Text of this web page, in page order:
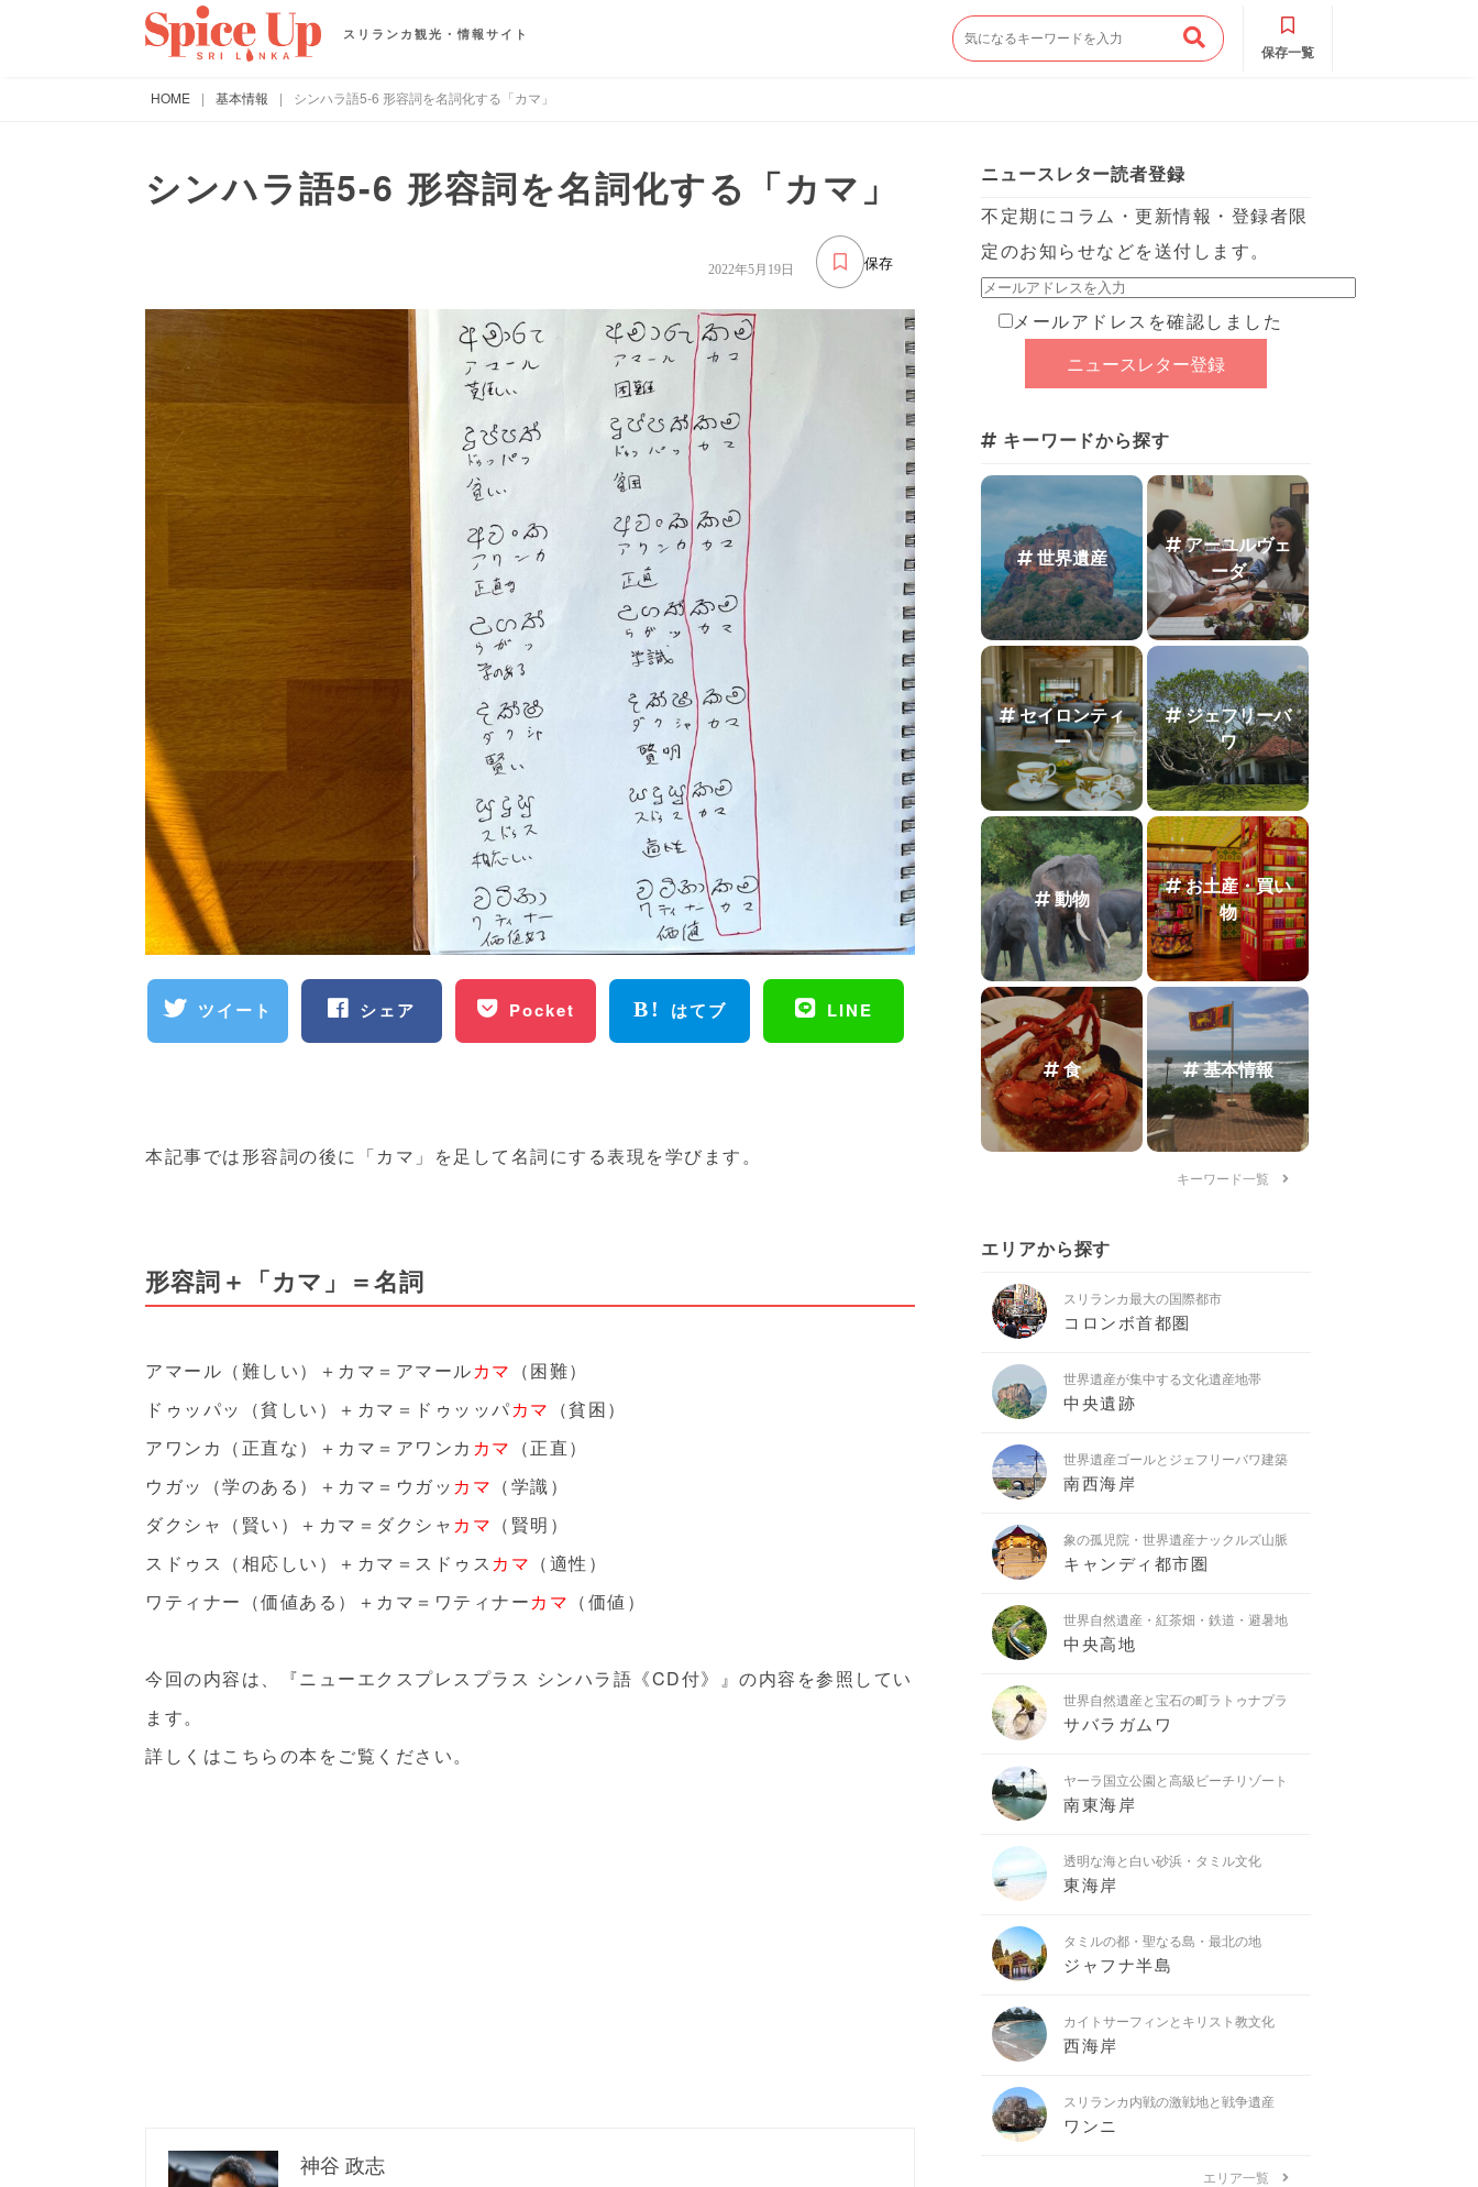
スリランカ観光・情報サイト
保存一覧
HOME | 基本情報 | シンハラ語5-6 形容詞を名詞化する「カマ」
シンハラ語5-6 形容詞を名詞化する「カマ」
保存
2022年5月19日
ツイート シェア Pocket はてブ LINE
本記事では形容詞の後に「カマ」を足して名詞にする表現を学びます。
形容詞＋「カマ」＝名詞
アマール（難しい）＋カマ＝アマールカマ （困難）
ドゥッパッ（貧しい）＋カマ＝ドゥッッパカマ （貧困）
アワンカ（正直な）＋カマ＝アワンカ カマ （正直）
ウガッ（学のある）＋カマ＝ウガッ カマ （学識）
ダクシャ（賢い）＋カマ＝ダクシャ カマ （賢明）
スドゥス（相応しい）＋カマ＝スドゥス カマ （適性）
ワティナー（価値ある）＋カマ＝ワティナーカマ （価値）
今回の内容は、『ニューエクスプレスプラス シンハラ語《CD付》』の内容を参照してい
ます。
詳しくはこちらの本をご覧ください。
神谷 政志
ニュースレター読者登録
不定期にコラム・更新情報・登録者限
定のお知らせなどを送付します。
メールアドレスを確認しました
キーワードから探す
世界遺産
アーユルヴェ
ーダ
セイロンティ
ー
ジェフリーバ
ワ
動物
お土産・買い
物
食 基本情報
キーワード一覧
エリアから探す
スリランカ最大の国際都市
コロンボ首都圏
世界遺産が集中する文化遺産地帯
中央遺跡
世界遺産ゴールとジェフリーバワ建築
南西海岸
象の孤児院・世界遺産ナックルズ山脈
キャンディ都市圏
世界自然遺産・紅茶畑・鉄道・避暑地
中央高地
世界自然遺産と宝石の町ラトゥナプラ
サバラガムワ
ヤーラ国立公園と高級ビーチリゾート
南東海岸
透明な海と白い砂浜・タミル文化
東海岸
タミルの都・聖なる島・最北の地
ジャフナ半島
カイトサーフィンとキリスト教文化
西海岸
スリランカ内戦の激戦地と戦争遺産
ワンニ
エリア一覧